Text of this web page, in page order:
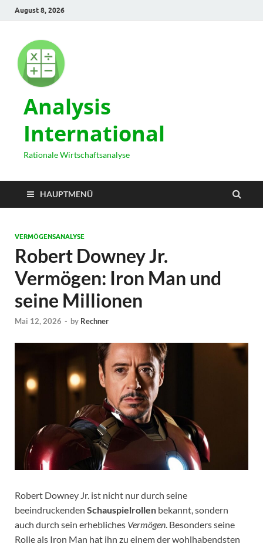
August 8, 2026
Analysis
International
Rationale Wirtschaftsanalyse
HAUPTMENÜ
VERMÖGENSANALYSE
Robert Downey Jr.
Vermögen: Iron Man und
seine Millionen
Mai 12, 2026 - by Rechner
Robert Downey Jr. ist nicht nur durch seine
beeindruckenden Schauspielrollen bekannt, sondern
auch durch sein erhebliches Vermögen. Besonders seine
Rolle als Iron Man hat ihn zu einem der wohlhabendsten